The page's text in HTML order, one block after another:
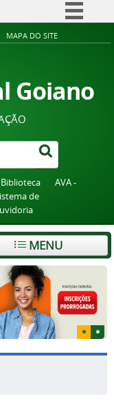
Simplifique!
à informação
Legislação
Canais
MAPA DO SITE
Goiano
Biblioteca
AVA -
de
MENU